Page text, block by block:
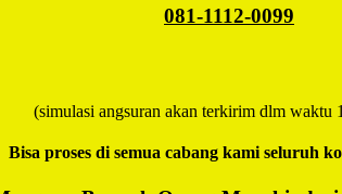
081-1112-0099
(simulasi angsuran akan terkirim dlm waktu
Bisa proses di semua cabang kami seluruh